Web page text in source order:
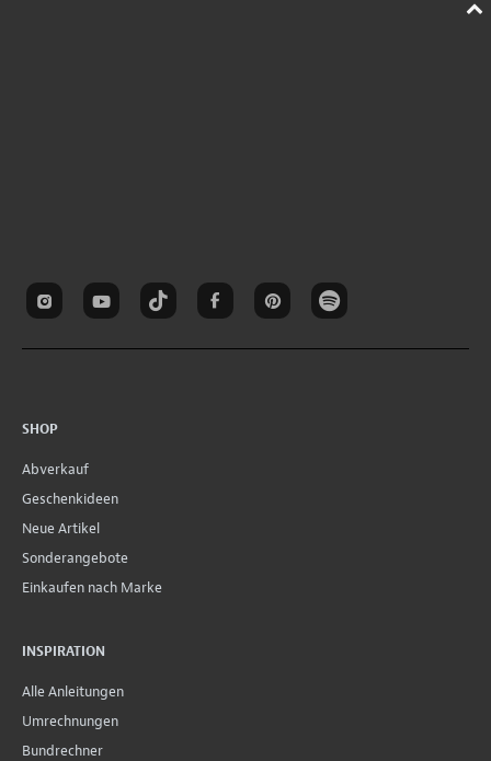
SHOP
Abverkauf
Geschenkideen
Neue Artikel
Sonderangebote
Einkaufen nach Marke
INSPIRATION
Alle Anleitungen
Umrechnungen
Bundrechner